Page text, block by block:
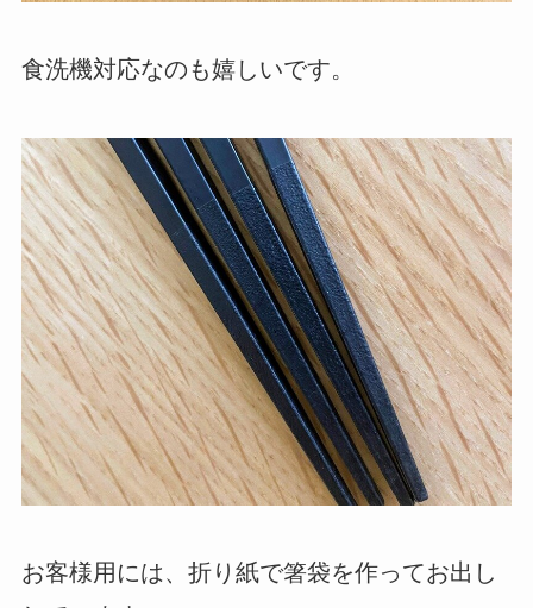
食洗機対応なのも嬉しいです。
お客様用には、折り紙で箸袋を作ってお出し